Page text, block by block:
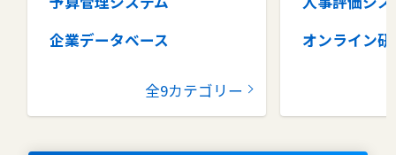
企業データベース
コラボレーションツール
全9カテゴリー
オンライン研
タレントマ